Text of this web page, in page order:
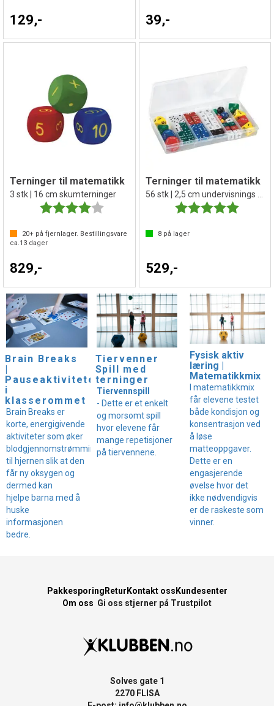
129,- 39,-
Terninger til matematikk
3 stk | 16 cm skumterninger
Karakter:
4.0 av 5 mulige
20+ på fjernlager. Bestillingsvare
ca.13 dager
829,-
Terninger til matematikk
Karakter:
8på lager
529,-
Brain Breaks
Pauseaktiviteter
i
klasserommet
Brain Breaks er
korte, energigivende
aktiviteter som øker
blodgjennomstrømmingen
til hjernen slik at den
får ny oksygen og
dermed kan
hjelpe barna med å
huske
informasjonen
bedre.
Tiervenner
Spill med
terninger
Tiervennspill
- Dette er et enkelt
og morsomt spill
hvor elevene får
mange repetisjoner
på tiervennene.
Fysisk aktiv
læring |
Matematikkmix
I matematikkmix
får elevene testet
både kondisjon og
konsentrasjon ved
å løse
matteoppgaver.
Dette er en
engasjerende
øvelse hvor det
ikke nødvendigvis
er de raskeste som
vinner.
Pakkesporing Retur Kontakt oss Kundesenter
Om oss Gi oss stjerner på Trustpilot
Solves gate 1
2270 FLISA